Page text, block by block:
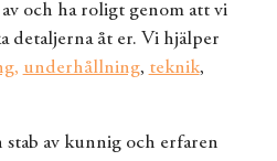
och ha roligt genom att vi
detaljerna åt er. Vi hjälper
underhållning, teknik,
av kunnig och erfaren